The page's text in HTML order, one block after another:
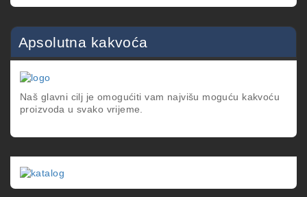
Apsolutna kakvoća
Naš glavni cilj je omogućiti vam najvišu moguću kakvoću
proizvoda u svako vrijeme.